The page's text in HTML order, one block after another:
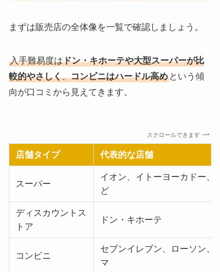
まずは販売店の全体像を一覧で確認しましょう。
入手難易度はドン・キホーテや大型スーパーが比
較的やさしく、コンビニはハードル高めという傾
向が口コミから見えてきます。
スクロールできます
店舗タイプ 代表的な店舗
スーパー
イオン、イトーヨーカドー、
ど
ディスカウントス
トア
ドン・キホーテ
コンビニ
セブンイレブン、ローソン、
マ